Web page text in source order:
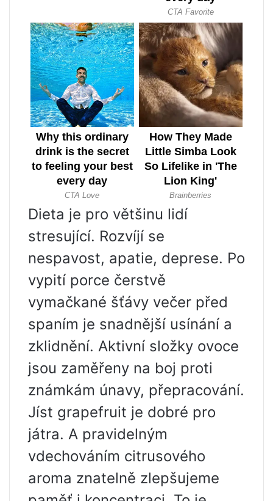
Dieta je pro většinu lidí
stresující. Rozvíjí se
nespavost, apatie, deprese. Po
vypití porce čerstvě
vymačkané šťávy večer před
spaním je snadnější usínání a
zklidnění. Aktivní složky ovoce
jsou zaměřeny na boj proti
známkám únavy, přepracování.
Jíst grapefruit je dobré pro
játra. A pravidelným
vdechováním citrusového
aroma znatelně zlepšujeme